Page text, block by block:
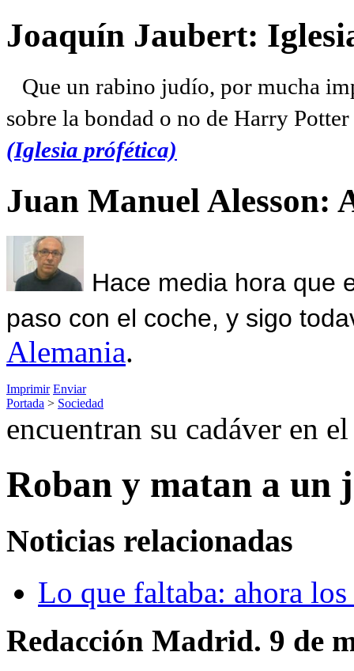
Joaquín Jaubert:
Que un rabino judío, por mucha
sobre la bondad o no de Harry
(Iglesia prófética)
Juan Manuel Alesson:
Hace media hora que
paso con el coche, y sigo
Alemania.
Imprimir Enviar
Portada > Sociedad
encuentran su cadáver en
Roban y matan a un
Noticias relacionadas
Lo que faltaba: ahora
Redacción Madrid. 9 de